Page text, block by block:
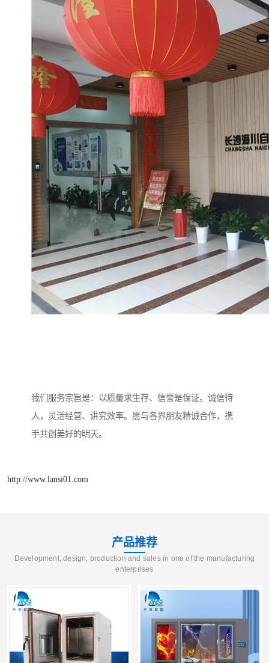
我们服务宗旨是：以质量求生存、信誉是保证。诚信待
人，灵活经营、讲究效率。愿与各界朋友精诚合作，携
手共创美好的明天。
http://www.lansi01.com
产品推荐
Development, design, production and sales in one of the manufacturing
enterprises